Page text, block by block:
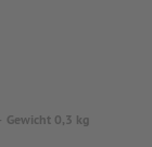
Gewicht 0,3 kg